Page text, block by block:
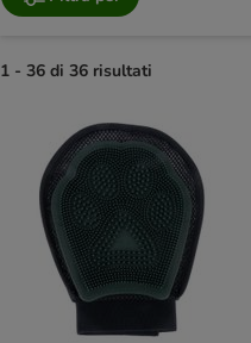
1 - 36 di 36 risultati